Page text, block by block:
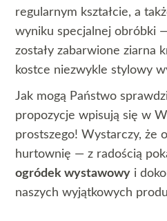
regularnym kształcie, a
wyniku specjalnej obróbki
zostały zabarwione ziarna
kostce niezwykle stylowy
Jak mogą Państwo
propozycje wpisują się w
prostszego! Wystarczy, że
hurtownię — z radością
ogródek wystawowy i
naszych wyjątkowych